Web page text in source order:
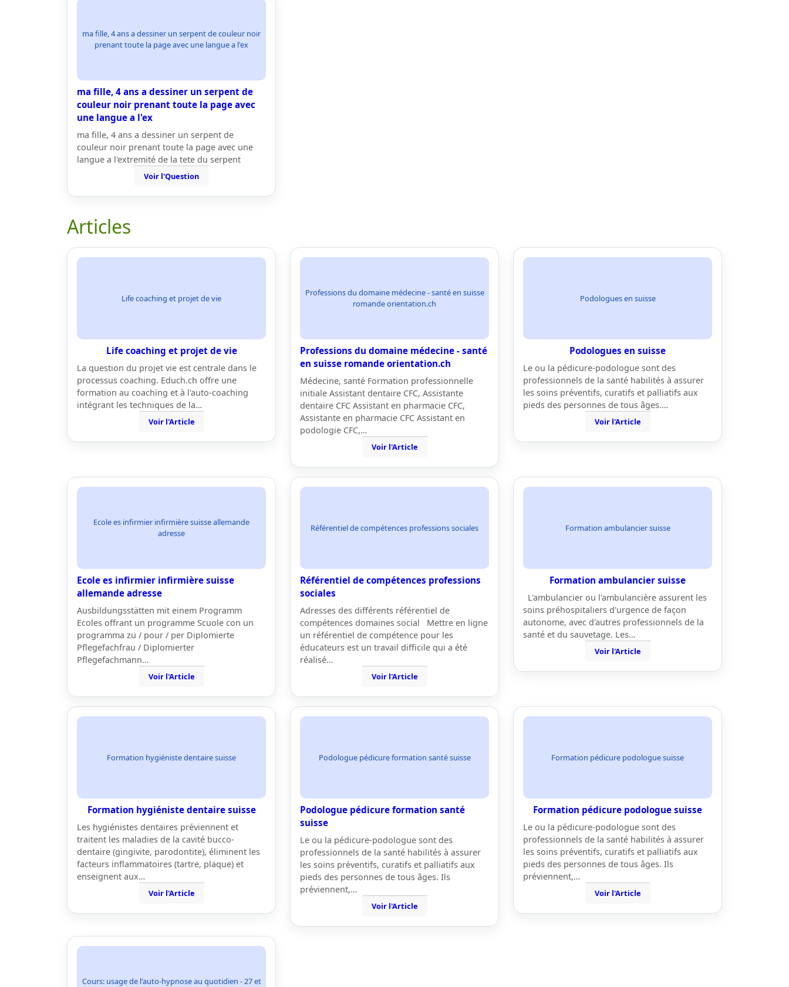
ma fille, 4 ans a dessiner un serpent de couleur noir
prenant toute la page avec une langue a l'ex
ma fille, 4 ans a dessiner un serpent de
couleur noir prenant toute la page avec
une langue a l'ex
ma fille, 4 ans a dessiner un serpent de
couleur noir prenant toute la page avec une
langue a l'extremité de la tete du serpent
Voir l'Question
Articles
Life coaching et projet de vie
Life coaching et projet de vie
La question du projet vie est centrale dans le
processus coaching. Educh.ch offre une
formation au coaching et à l'auto-coaching
intégrant les techniques de la…
Voir l'Article
Professions du domaine médecine - santé en suisse
romande orientation.ch
Professions du domaine médecine - santé
en suisse romande orientation.ch
Médecine, santé Formation professionnelle
initiale Assistant dentaire CFC, Assistante
dentaire CFC Assistant en pharmacie CFC,
Assistante en pharmacie CFC Assistant en
podologie CFC,…
Voir l'Article
Podologues en suisse
Podologues en suisse
Le ou la pédicure-podologue sont des
professionnels de la santé habilités à assurer
les soins préventifs, curatifs et palliatifs aux
pieds des personnes de tous âges.…
Voir l'Article
Ecole es infirmier infirmière suisse allemande
adresse
Ecole es infirmier infirmière suisse
allemande adresse
Ausbildungsstätten mit einem Programm
Ecoles offrant un programme Scuole con un
programma zu / pour / per Diplomierte
Pflegefachfrau / Diplomierter
Pflegefachmann…
Voir l'Article
Référentiel de compétences professions sociales
Référentiel de compétences professions
sociales
Adresses des différents référentiel de
compétences domaines social Mettre en ligne
un référentiel de compétence pour les
éducateurs est un travail difficile qui a été
réalisé…
Voir l'Article
Formation ambulancier suisse
Formation ambulancier suisse
L'ambulancier ou l'ambulancière assurent les
soins préhospitaliers d'urgence de façon
autonome, avec d'autres professionnels de la
santé et du sauvetage. Les…
Voir l'Article
Formation hygiéniste dentaire suisse
Formation hygiéniste dentaire suisse
Les hygiénistes dentaires préviennent et
traitent les maladies de la cavité bucco-
dentaire (gingivite, parodontite), éliminent les
facteurs inflammatoires (tartre, plaque) et
enseignent aux…
Voir l'Article
Podologue pédicure formation santé suisse
Podologue pédicure formation santé
suisse
Le ou la pédicure-podologue sont des
professionnels de la santé habilités à assurer
les soins préventifs, curatifs et palliatifs aux
pieds des personnes de tous âges. Ils
préviennent,…
Voir l'Article
Formation pédicure podologue suisse
Formation pédicure podologue suisse
Le ou la pédicure-podologue sont des
professionnels de la santé habilités à assurer
les soins préventifs, curatifs et palliatifs aux
pieds des personnes de tous âges. Ils
préviennent,…
Voir l'Article
Cours: usage de l'auto-hypnose au quotidien - 27 et